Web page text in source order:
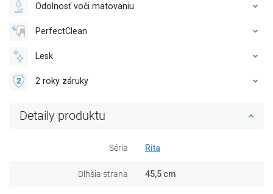
Odolnosť voči matovaniu
PerfectClean
Lesk
2 roky záruky
Detaily produktu
Séria Rita
Dlhšia strana 45,5 cm